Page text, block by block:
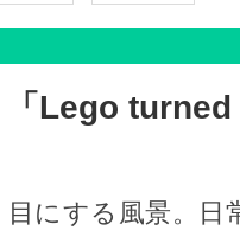
「Lego
にする風景。日